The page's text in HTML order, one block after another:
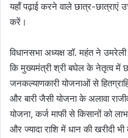
यहाँ पढ़ाई करने वाले छात्र-छात्राएं
करें।
विधानसभा अध्यक्ष डॉ. महंत ने
कि मुख्यमंत्री श्री बघेल के नेतृत्व में
जनकल्याणकारी योजनाओं से
और बारी जैसी योजना के अलावा
योजना, कर्ज माफी से किसानों को
और ज्यादा राशि में धान की खरीदी